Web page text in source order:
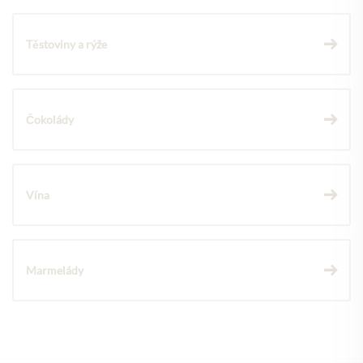
Těstoviny a rýže
Čokolády
Vína
Marmelády